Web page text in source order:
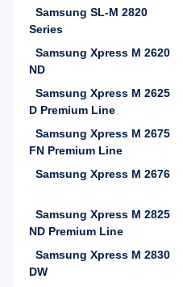
Samsung SL-M 2820
Series
Samsung Xpress M 2620
ND
Samsung Xpress M 2625
D Premium Line
Samsung Xpress M 2675
FN Premium Line
Samsung Xpress M 2676
Samsung Xpress M 2825
ND Premium Line
Samsung Xpress M 2830
DW